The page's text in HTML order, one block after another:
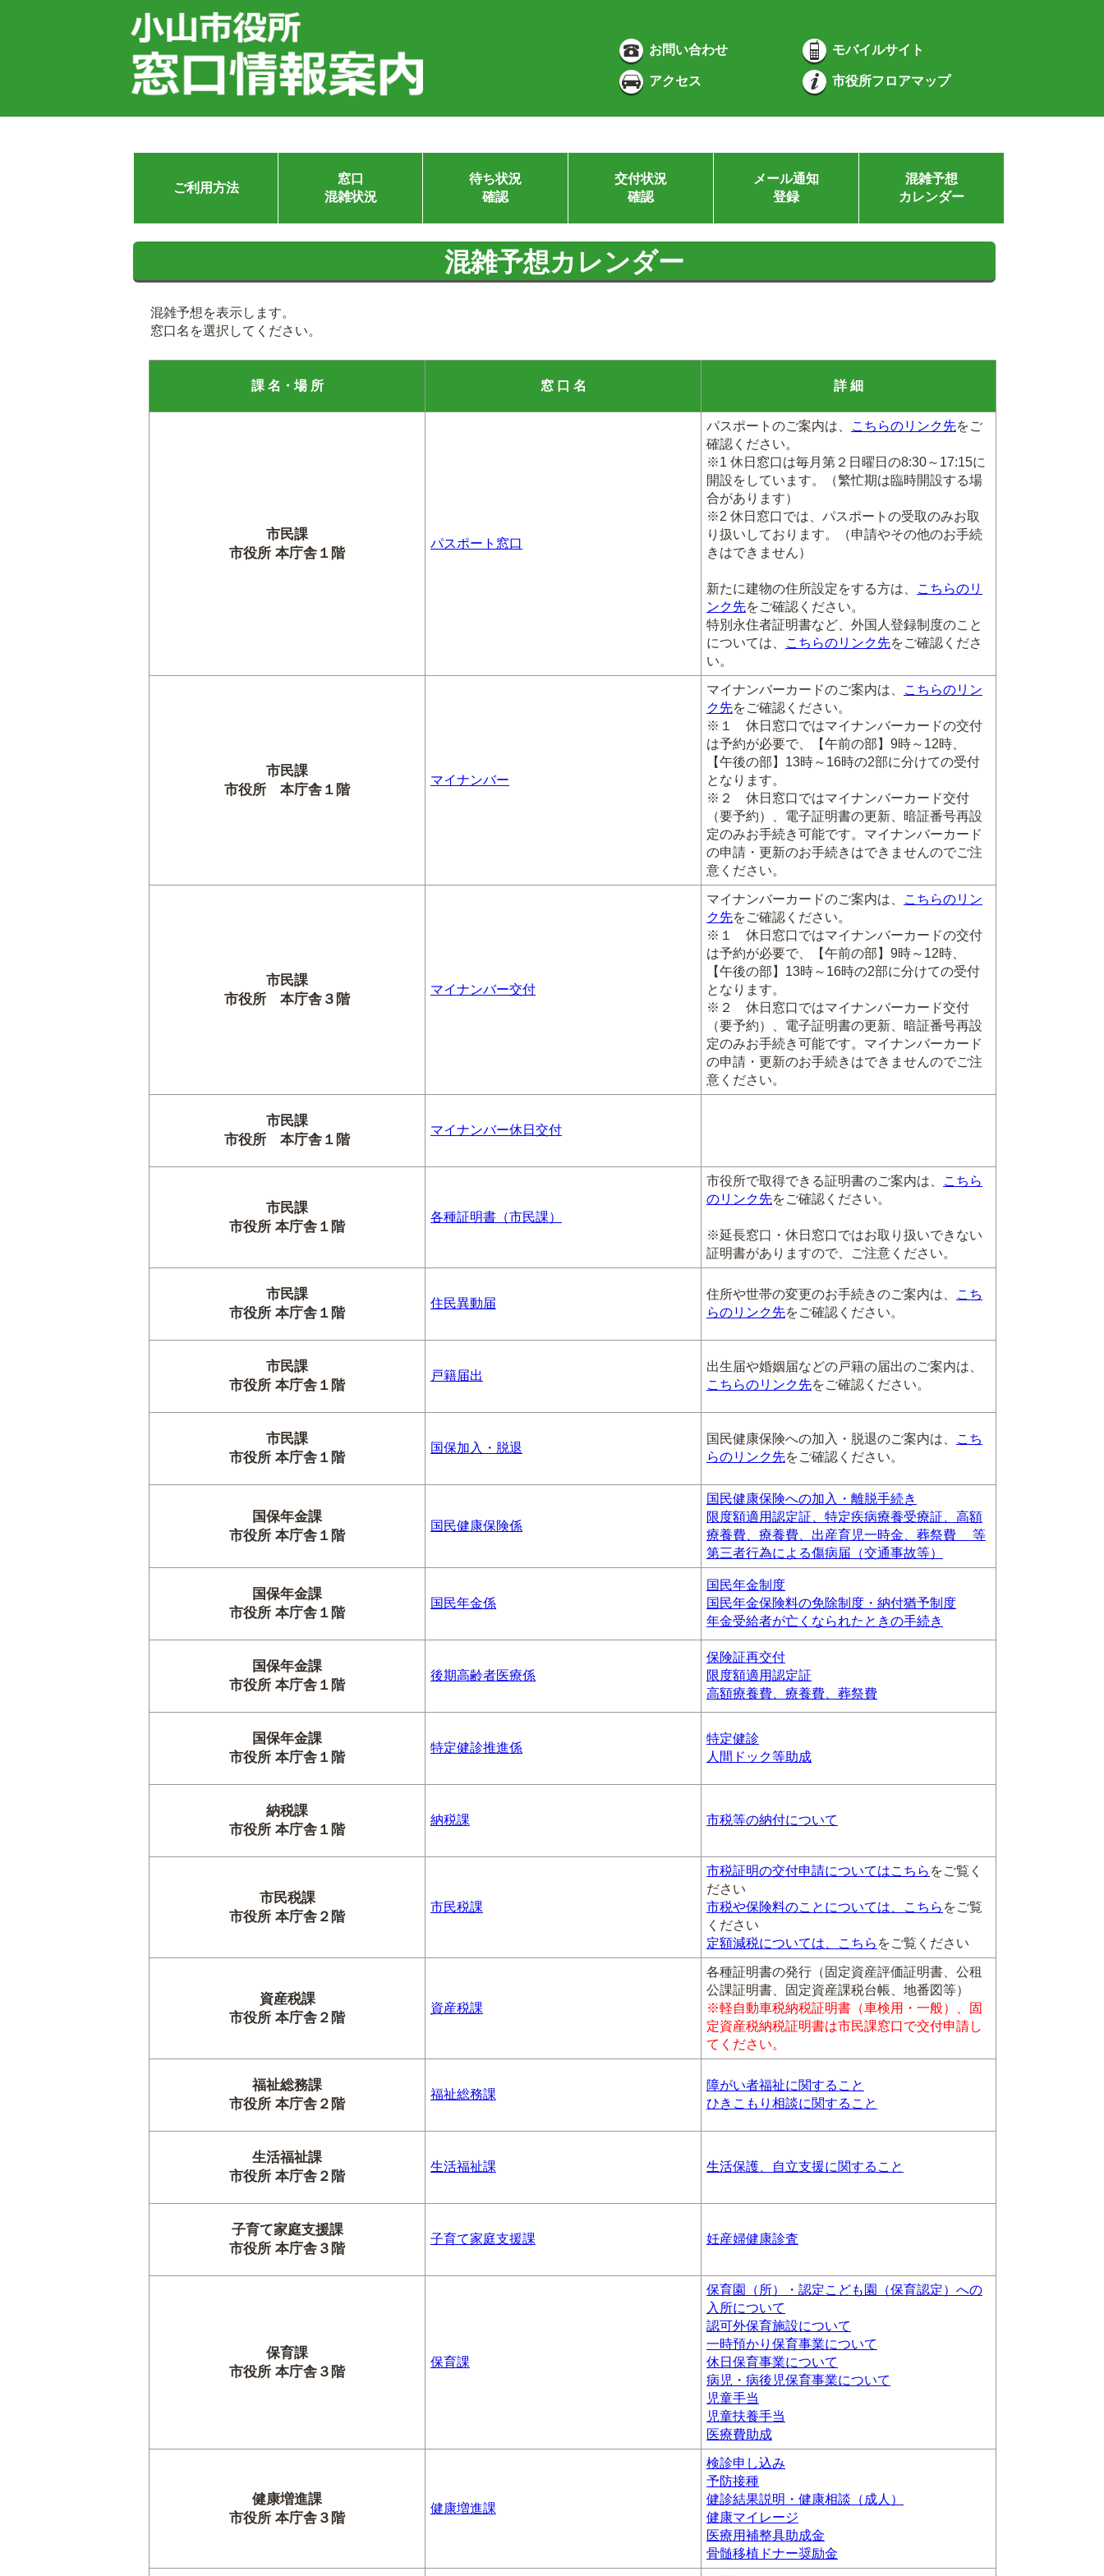
お問い合わせ モバイルサイト
アクセス 市役所フロアマップ
ご利用方法
窓口
混雑状況
待ち状況
確認
交付状況
確認
メール通知
登録
混雑予想
カレンダー
混雑予想カレンダー
混雑予想を表示します。
窓口名を選択してください。
課 名・場 所 窓 口 名 詳 細
市民課
市役所 本庁舎１階
パスポート窓口
パスポートのご案内は、 こちらのリンク先をご
確認ください。
※1 休日窓口は毎月第２日曜日の8:30～17:15に
開設をしています。（繁忙期は臨時開設する場
合があります）
※2 休日窓口では、パスポートの受取のみお取
り扱いしております。（申請やその他のお手続
きはできません）
新たに建物の住所設定をする方は、
こちらのリ
ンク先をご確認ください。
特別永住者証明書など、外国人登録制度のこと
については、
こちらのリンク先をご確認くださ
い。
市民課
市役所 本庁舎１階
マイナンバー
マイナンバーカードのご案内は、
こちらのリン
ク先をご確認ください。
※１ 休日窓口ではマイナンバーカードの交付
は予約が必要で、【午前の部】9時～12時、
【午後の部】13時～16時の2部に分けての受付
となります。
※２ 休日窓口ではマイナンバーカード交付
（要予約）、電子証明書の更新、暗証番号再設
定のみお手続き可能です。マイナンバーカード
の申請・更新のお手続きはできませんのでご注
意ください。
市民課
市役所 本庁舎３階
マイナンバー交付
マイナンバーカードのご案内は、
こちらのリン
ク先をご確認ください。
※１ 休日窓口ではマイナンバーカードの交付
は予約が必要で、【午前の部】9時～12時、
【午後の部】13時～16時の2部に分けての受付
となります。
※２ 休日窓口ではマイナンバーカード交付
（要予約）、電子証明書の更新、暗証番号再設
定のみお手続き可能です。マイナンバーカード
の申請・更新のお手続きはできませんのでご注
意ください。
市民課
市役所 本庁舎１階
マイナンバー休日交付
市民課
市役所 本庁舎１階
各種証明書（市民課）
市役所で取得できる証明書のご案内は、
こちら
のリンク先をご確認ください。
※延長窓口・休日窓口ではお取り扱いできない
証明書がありますので、ご注意ください。
市民課
市役所 本庁舎１階
住民異動届
住所や世帯の変更のお手続きのご案内は、
こち
らのリンク先をご確認ください。
市民課
市役所 本庁舎１階
戸籍届出
出生届や婚姻届などの戸籍の届出のご案内は、
こちらのリンク先をご確認ください。
市民課
市役所 本庁舎１階
国保加入・脱退
国民健康保険への加入・脱退のご案内は、
こち
らのリンク先をご確認ください。
国保年金課
市役所 本庁舎１階
国民健康保険係
国民健康保険への加入・離脱手続き
限度額適用認定証、特定疾病療養受療証、高額
療養費、療養費、出産育児一時金、葬祭費 等
第三者行為による傷病届（交通事故等）
国保年金課
市役所 本庁舎１階
国民年金係
国民年金制度
国民年金保険料の免除制度・納付猶予制度
年金受給者が亡くなられたときの手続き
国保年金課
市役所 本庁舎１階
後期高齢者医療係
保険証再交付
限度額適用認定証
高額療養費、療養費、葬祭費
国保年金課
市役所 本庁舎１階
特定健診推進係
特定健診
人間ドック等助成
納税課
市役所 本庁舎１階
納税課 市税等の納付について
市民税課
市役所 本庁舎２階
市民税課
市税証明の交付申請についてはこちら をご覧く
ださい
市税や保険料のことについては、こちら をご覧
ください
定額減税については、こちら をご覧ください
資産税課
市役所 本庁舎２階
資産税課
各種証明書の発行（固定資産評価証明書、公租
公課証明書、固定資産課税台帳、地番図等）
※軽自動車税納税証明書（車検用・一般）、固
定資産税納税証明書は市民課窓口で交付申請し
てください。
福祉総務課
市役所 本庁舎２階
福祉総務課
障がい者福祉に関すること
ひきこもり相談に関すること
生活福祉課
市役所 本庁舎２階
生活福祉課 生活保護、自立支援に関すること
子育て家庭支援課
市役所 本庁舎３階
子育て家庭支援課 妊産婦健康診査
保育課
市役所 本庁舎３階
保育課
保育園（所）・認定こども園（保育認定）への
入所について
認可外保育施設について
一時預かり保育事業について
休日保育事業について
病児・病後児保育事業について
児童手当
児童扶養手当
医療費助成
健康増進課
市役所 本庁舎３階
健康増進課
検診申し込み
予防接種
健診結果説明・健康相談（成人）
健康マイレージ
医療用補整具助成金
骨髄移植ドナー奨励金